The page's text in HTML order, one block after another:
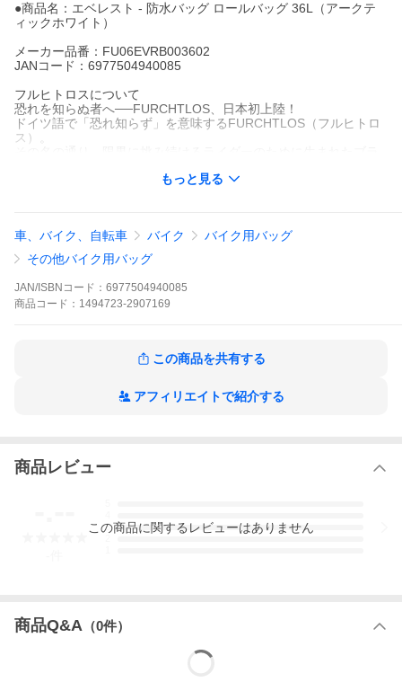
●商品名：エベレスト - 防水バッグ ロールバッグ 36L（アークテ
ィックホワイト）
メーカー品番：FU06EVRB003602
JANコード：6977504940085
フルヒトロスについて
恐れを知らぬ者へ──FURCHTLOS、日本初上陸！
ドイツ語で「恐れ知らず」を意味するFURCHTLOS（フルヒトロ
ス）。
世界10カ国以上で高く評価され、厳格な品質基準をクリアしたFU
2023年：「RANGER」アルミケースファミリー受賞
2024年：「SHIELD」プラスチックケースシリーズ受賞
そして、2025年異例のスピードで東京・大阪・名古屋モーターサ
イクルショーに出展！
実際にその品質とデザインを多くのユーザーに体感していただ
き、高評価を得ました。
もっと見る
車、バイク、自転車 バイク
バイク用バッグ
その他バイク用バッグ
JAN/ISBNコード： 6977504940085
商品 コード： 1494723-2907169
この商品を共有する
アフィリエイトで紹介する
商品レビュー
3
この商品に関するレビューはありません
商品Q&A （0件）